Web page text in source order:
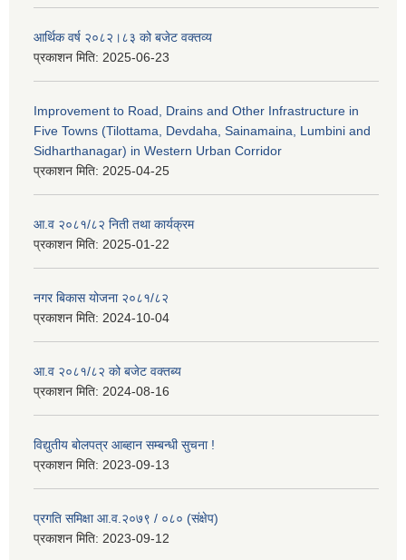
आर्थिक वर्ष २०८२।८३ को बजेट वक्तव्य
प्रकाशन मिति: 2025-06-23
Improvement to Road, Drains and Other Infrastructure in
Five Towns (Tilottama, Devdaha, Sainamaina, Lumbini and
Sidharthanagar) in Western Urban Corridor
प्रकाशन मिति: 2025-04-25
आ.व २०८१/८२ निती तथा कार्यक्रम
प्रकाशन मिति: 2025-01-22
नगर बिकास योजना २०८१/८२
प्रकाशन मिति: 2024-10-04
आ.व २०८१/८२ को बजेट वक्तब्य
प्रकाशन मिति: 2024-08-16
विद्युतीय बोलपत्र आब्हान सम्बन्धी सुचना !
प्रकाशन मिति: 2023-09-13
प्रगति समिक्षा आ.व.२०७९ / ०८० (संक्षेप)
प्रकाशन मिति: 2023-09-12